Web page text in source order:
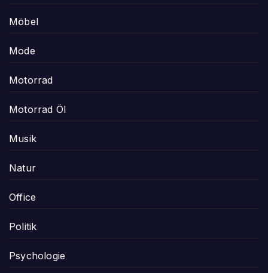
Möbel
Mode
Motorrad
Motorrad Öl
Musik
Natur
Office
Politik
Psychologie